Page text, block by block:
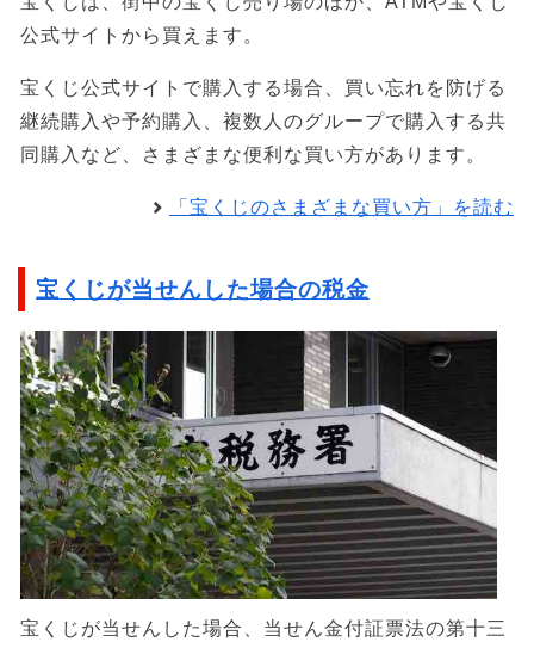
公式サイトから買えます。
宝くじ公式サイトで購入する場合、買い忘れを防げる
継続購入や予約購入、複数人のグループで購入する共
同購入など、さまざまな便利な買い方があります。
「宝くじのさまざまな買い方」を読む
宝くじが当せんした場合の税金
宝くじが当せんした場合、当せん金付証票法の第十三